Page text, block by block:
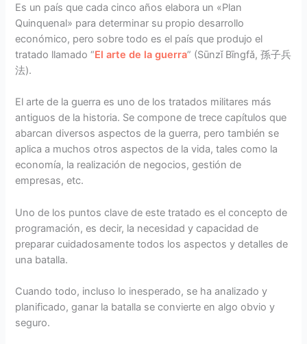
Es un país que cada cinco años elabora un «Plan
Quinquenal» para determinar su propio desarrollo
económico, pero sobre todo es el país que produjo el
tratado llamado “El arte de la guerra” (Sūnzǐ Bīngfǎ, 孫子兵
法).
El arte de la guerra es uno de los tratados militares más
antiguos de la historia. Se compone de trece capítulos que
abarcan diversos aspectos de la guerra, pero también se
aplica a muchos otros aspectos de la vida, tales como la
economía, la realización de negocios, gestión de
empresas, etc.
Uno de los puntos clave de este tratado es el concepto de
programación, es decir, la necesidad y capacidad de
preparar cuidadosamente todos los aspectos y detalles de
una batalla.
Cuando todo, incluso lo inesperado, se ha analizado y
planificado, ganar la batalla se convierte en algo obvio y
seguro.